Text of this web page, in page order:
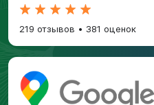
219 отзывов • 381 оценок